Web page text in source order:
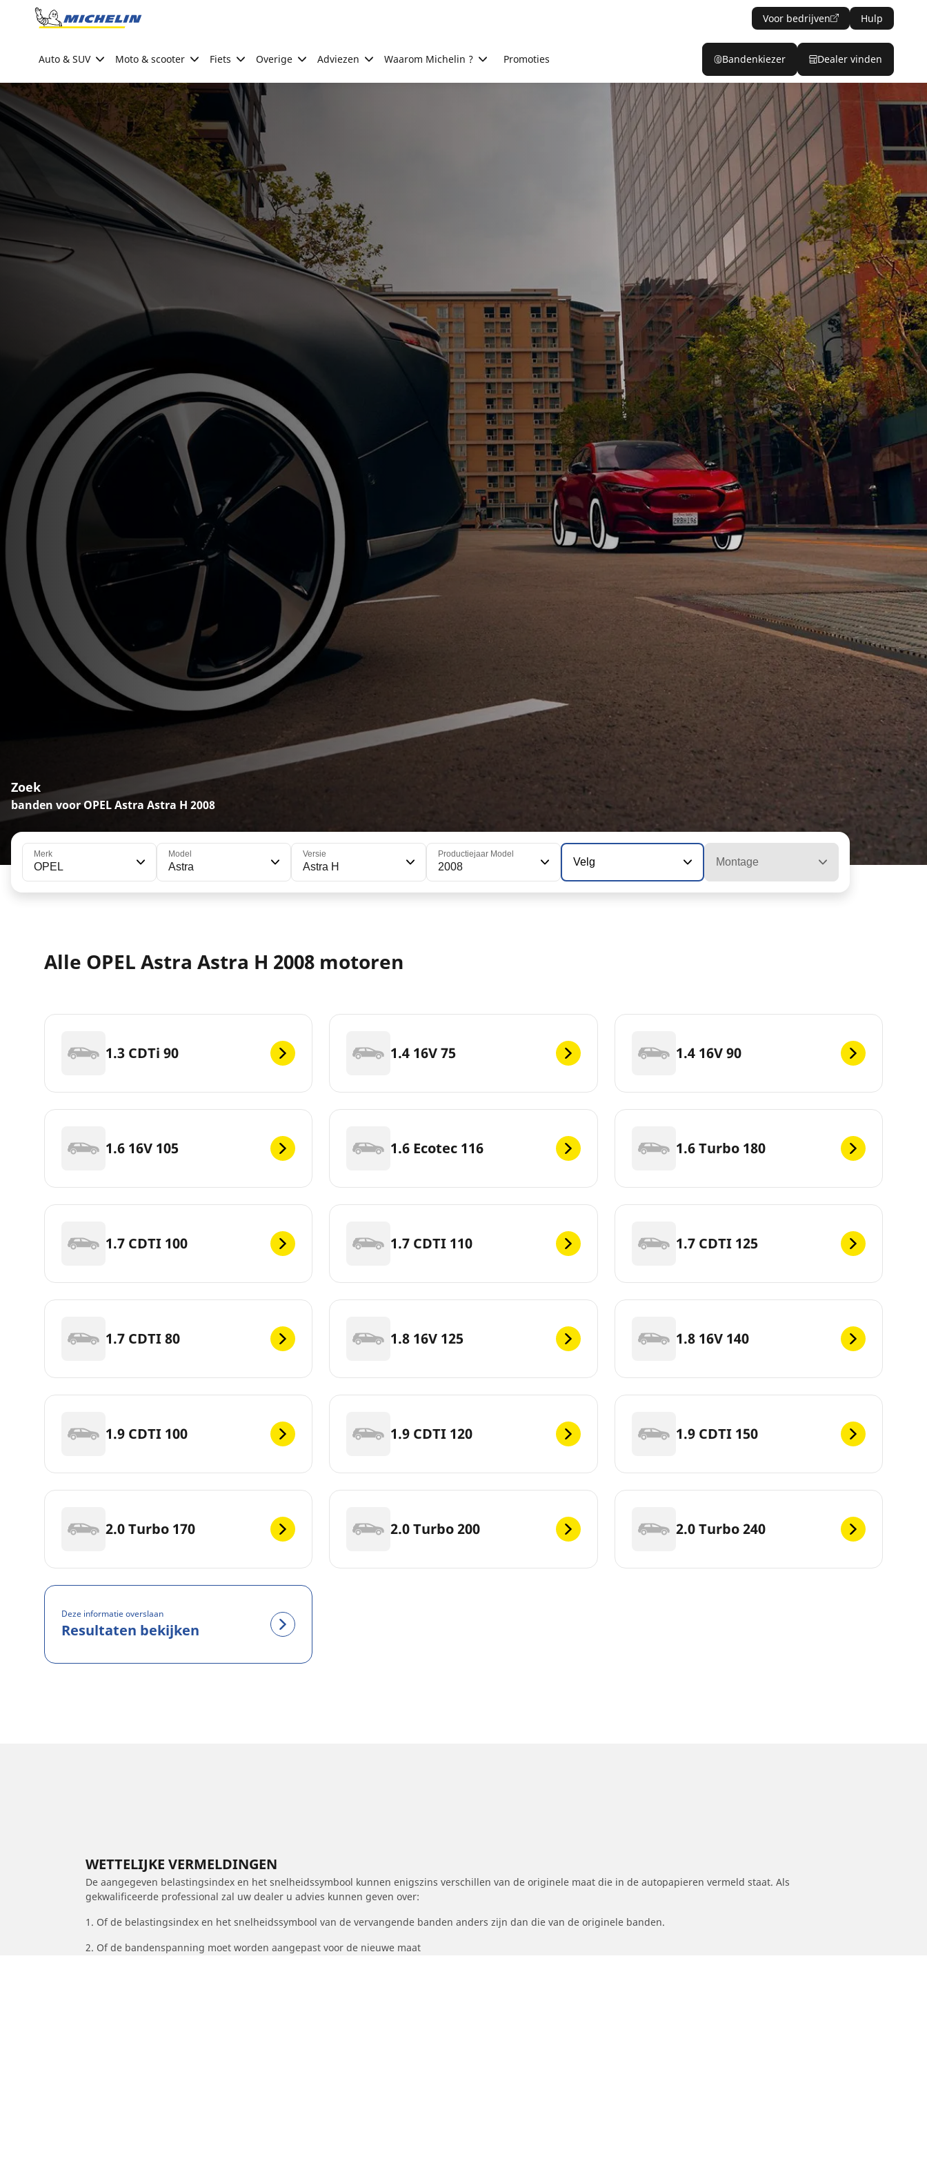
Go to page content
Voor bedrijven Hulp
Auto & SUV Moto & scooter Fiets Overige Adviezen Waarom Michelin ? Promoties Bandenkiezer Dealer vinden
Zoek
banden voor OPEL Astra Astra H 2008
Merk
OPEL
Model
Astra
Versie
Astra H
Productiejaar Model
2008 Velg Montage
Alle OPEL Astra Astra H 2008 motoren
1.3 CDTi 90 1.4 16V 75 1.4 16V 90
1.6 16V 105 1.6 Ecotec 116 1.6 Turbo 180
1.7 CDTI 100 1.7 CDTI 110 1.7 CDTI 125
1.7 CDTI 80 1.8 16V 125 1.8 16V 140
1.9 CDTI 100 1.9 CDTI 120 1.9 CDTI 150
2.0 Turbo 170 2.0 Turbo 200 2.0 Turbo 240
Deze informatie overslaan
Resultaten bekijken
WETTELIJKE VERMELDINGEN
De aangegeven belastingsindex en het snelheidssymbool kunnen enigszins verschillen van de originele maat die in de autopapieren vermeld staat. Als
gekwalificeerde professional zal uw dealer u advies kunnen geven over:
1. Of de belastingsindex en het snelheidssymbool van de vervangende banden anders zijn dan die van de originele banden.
2. Of de bandenspanning moet worden aangepast voor de nieuwe maat